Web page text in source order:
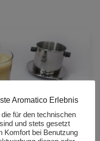
Aromatico Erlebnis
für den technischen
und stets gesetzt
Komfort bei Benutzung